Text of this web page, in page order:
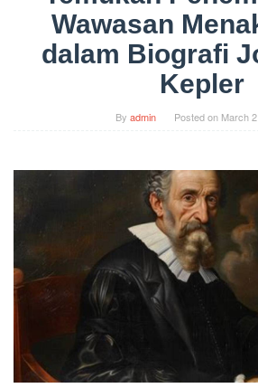
Wawasan
dalam Biografi
Kepler
By admin Posted on March